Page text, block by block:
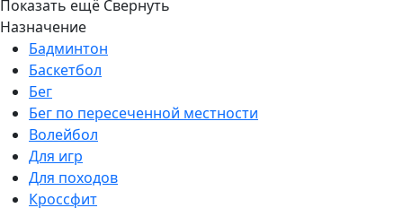
Показать ещё Свернуть
Назначение
Бадминтон
Баскетбол
Бег
Бег по пересеченной местности
Волейбол
Для игр
Для походов
Кроссфит